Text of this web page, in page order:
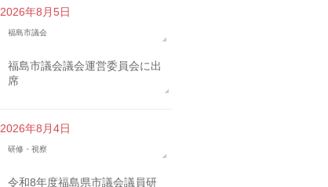
2026年8月5日
福島市議会
福島市議会議会運営委員会に出
席
2026年8月4日
研修・視察
令和8年度福島県市議会議員研